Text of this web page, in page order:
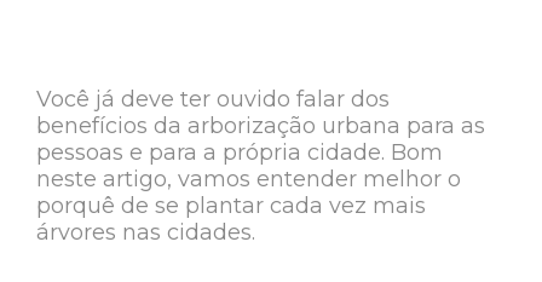
Você já deve ter ouvido falar dos
benefícios da arborização urbana para as
pessoas e para a própria cidade. Bom
neste artigo, vamos entender melhor o
porquê de se plantar cada vez mais
árvores nas cidades.